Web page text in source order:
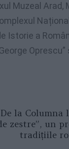
Muzeal Arad,
Istorie a
Oprescu”
la
zestre”, un
tradițiile